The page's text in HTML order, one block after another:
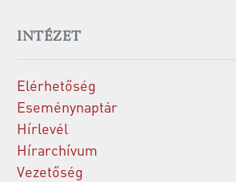
INTÉZET
Elérhetőség
Eseménynaptár
Hírlevél
Hírarchívum
Vezetőség